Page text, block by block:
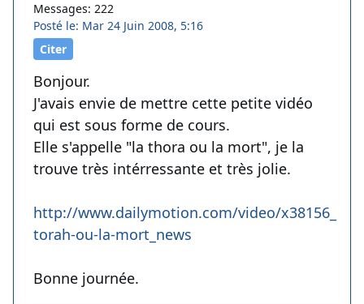
Messages: 222
Posté le: Mar 24 Juin 2008, 5:16
Citer
Bonjour.
J'avais envie de mettre cette petite vidéo
qui est sous forme de cours.
Elle s'appelle "la thora ou la mort", je la
trouve très intérressante et très jolie.
http://www.dailymotion.com/video/x38156_la-
torah-ou-la-mort_news
Bonne journée.